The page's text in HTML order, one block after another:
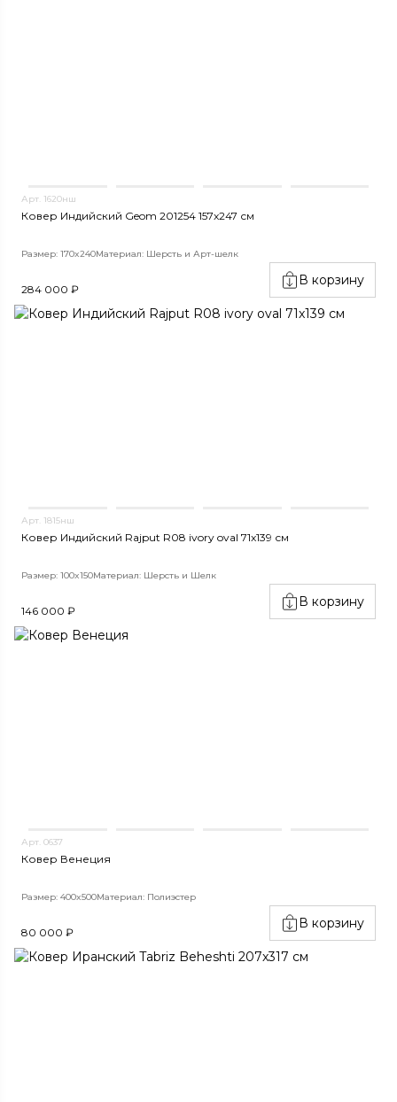
Арт. 1620нш
Ковер Индийский Geom 201254 157x247 см
Размер: 170x240Материал: Шерсть и Арт-шелк
284 000 ₽
В корзину
Арт. 1815нш
Ковер Индийский Rajput R08 ivory oval 71x139 см
Размер: 100x150Материал: Шерсть и Шелк
146 000 ₽
В корзину
Арт. 0637
Ковер Венеция
Размер: 400x500Материал: Полиэстер
80 000 ₽
В корзину